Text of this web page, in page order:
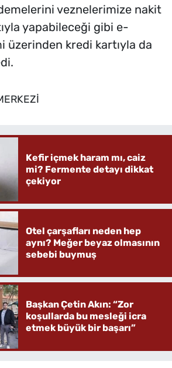
veznelerimize nakit
yapabileceği gibi e-
üzerinden kredi kartıyla da
Kefir içmek haram mı, caiz
mi? Fermente detayı dikkat
çekiyor
Otel çarşafları neden hep
aynı? Meğer beyaz olmasının
sebebi buymuş
Başkan Çetin Akın: “Zor
koşullarda bu mesleği icra
etmek büyük bir başarı”